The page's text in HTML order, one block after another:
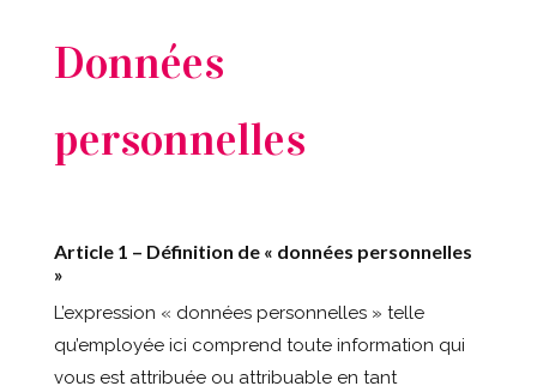
Données
personnelles
Article 1 – Définition de « données personnelles
»
L’expression « données personnelles » telle
qu’employée ici comprend toute information qui
vous est attribuée ou attribuable en tant